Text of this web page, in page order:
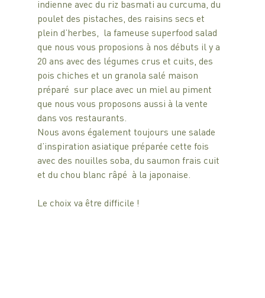
indienne avec du riz basmati au curcuma, du
poulet des pistaches, des raisins secs et
plein d’herbes,  la fameuse superfood salad
que nous vous proposions à nos débuts il y a
20 ans avec des légumes crus et cuits, des
pois chiches et un granola salé maison
préparé  sur place avec un miel au piment
que nous vous proposons aussi à la vente
dans vos restaurants.
Nous avons également toujours une salade
d’inspiration asiatique préparée cette fois
avec des nouilles soba, du saumon frais cuit
et du chou blanc râpé  à la japonaise.
Le choix va être difficile !